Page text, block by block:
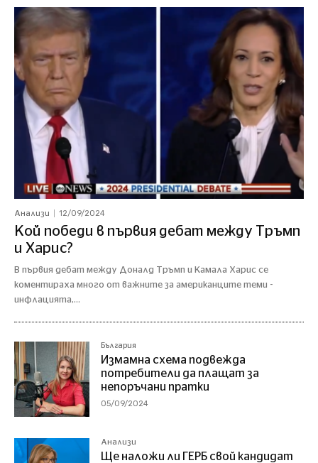
Анализи 12/09/2024
Кой победи в първия дебат между Тръмп
и Харис?
В първия дебат между Доналд Тръмп и Камала Харис се
коментираха много от важните за американците теми -
инфлацията,...
България
Измамна схема подвежда
потребители да плащат за
непоръчани пратки
05/09/2024
Анализи
Ще наложи ли ГЕРБ свой кандидат